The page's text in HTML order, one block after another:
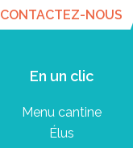
CONTACTEZ-NOUS
En un clic
Menu cantine
Élus